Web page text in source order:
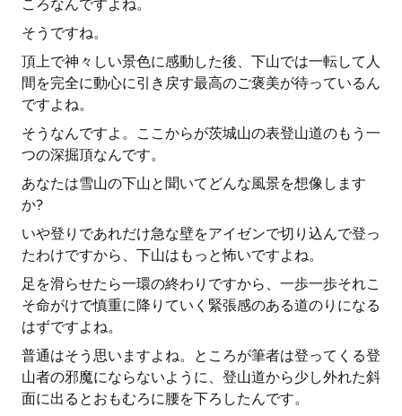
ころなんですよね。
そうですね。
頂上で神々しい景色に感動した後、下山では一転して人
間を完全に動心に引き戻す最高のご褒美が待っているん
ですよね。
そうなんですよ。ここからが茨城山の表登山道のもう一
つの深掘頂なんです。
あなたは雪山の下山と聞いてどんな風景を想像します
か?
いや登りであれだけ急な壁をアイゼンで切り込んで登っ
たわけですから、下山はもっと怖いですよね。
足を滑らせたら一環の終わりですから、一歩一歩それこ
そ命がけで慎重に降りていく緊張感のある道のりになる
はずですよね。
普通はそう思いますよね。ところが筆者は登ってくる登
山者の邪魔にならないように、登山道から少し外れた斜
面に出るとおもむろに腰を下ろしたんです。